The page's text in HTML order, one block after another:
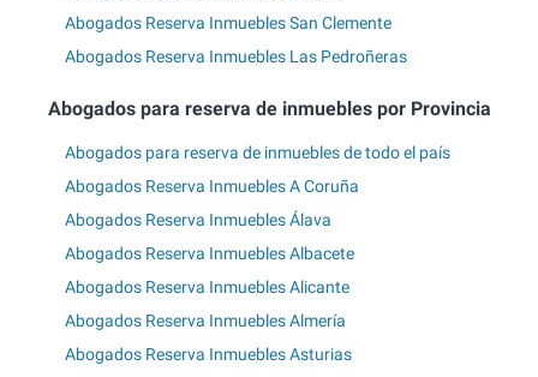
Abogados Reserva Inmuebles San Clemente
Abogados Reserva Inmuebles Las Pedroñeras
Abogados para reserva de inmuebles por Provincia
Abogados para reserva de inmuebles de todo el país
Abogados Reserva Inmuebles A Coruña
Abogados Reserva Inmuebles Álava
Abogados Reserva Inmuebles Albacete
Abogados Reserva Inmuebles Alicante
Abogados Reserva Inmuebles Almería
Abogados Reserva Inmuebles Asturias